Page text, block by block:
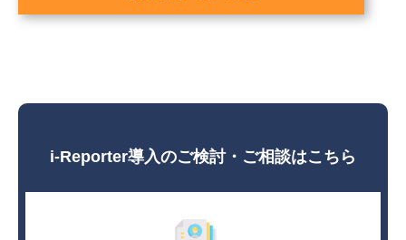
i-Reporter導入のご検討・ご相談はこちら